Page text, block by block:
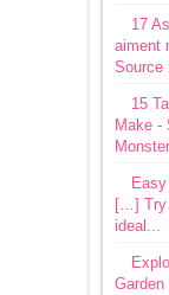
17
aiment
15
Make -
[…] Try
ideal...